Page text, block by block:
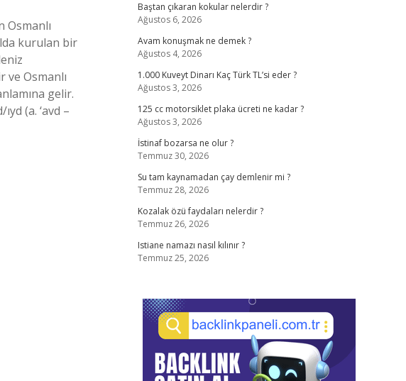
Osmanlı
kurulan bir
ve Osmanlı
gelir.
(a. ‘avd –
Baştan çıkaran kokular nelerdir ?
Ağustos 6, 2026
Avam konuşmak ne demek ?
Ağustos 4, 2026
1.000 Kuveyt Dinarı Kaç Türk TL’si eder ?
Ağustos 3, 2026
125 cc motorsiklet plaka ücreti ne kadar ?
Ağustos 3, 2026
İstinaf bozarsa ne olur ?
Temmuz 30, 2026
Su tam kaynamadan çay demlenir mi ?
Temmuz 28, 2026
Kozalak özü faydaları nelerdir ?
Temmuz 26, 2026
Istiane namazı nasıl kılınır ?
Temmuz 25, 2026